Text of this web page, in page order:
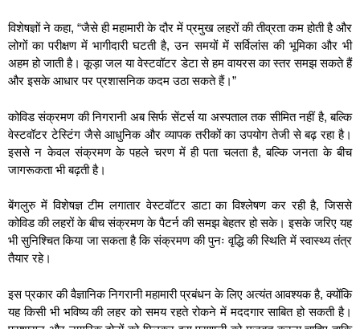
विशेषज्ञों ने कहा, “जैसे ही महामारी के दौर में प्रमुख लहरों की तीव्रता कम होती है और
लोगों का परीक्षण में भागीदारी घटती है, उन समयों में सर्विलांस की भूमिका और भी
अहम हो जाती है। कूड़ा जल या वेस्टवॉटर डेटा से हम वायरस का स्तर समझ सकते हैं
और इसके आधार पर प्रशासनिक कदम उठा सकते हैं।”
कोविड संक्रमण की निगरानी अब सिर्फ सेंटर्स या अस्पताल तक सीमित नहीं है, बल्कि
वेस्टवॉटर टेस्टिंग जैसे आधुनिक और व्यापक तरीकों का उपयोग तेजी से बढ़ रहा है।
इससे न केवल संक्रमण के पहले चरण में ही पता चलता है, बल्कि जनता के बीच
जागरूकता भी बढ़ती है।
बेंगलुरु में विशेषज्ञ टीम लगातार वेस्टवॉटर डाटा का विश्लेषण कर रही है, जिससे
कोविड की लहरों के बीच संक्रमण के पैटर्न की समझ बेहतर हो सके। इसके जरिए यह
भी सुनिश्चित किया जा सकता है कि संक्रमण की पुनः वृद्धि की स्थिति में स्वास्थ्य तंत्र
तैयार रहे।
इस प्रकार की वैज्ञानिक निगरानी महामारी प्रबंधन के लिए अत्यंत आवश्यक है, क्योंकि
यह किसी भी भविष्य की लहर को समय रहते रोकने में मददगार साबित हो सकती है।